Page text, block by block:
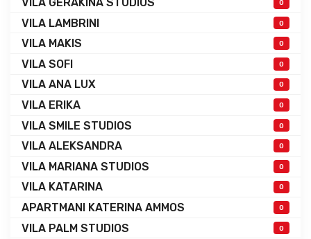
0
VILA LAMBRINI 0
VILA MAKIS 0
VILA SOFI 0
VILA ANA LUX 0
VILA ERIKA 0
VILA SMILE STUDIOS 0
VILA ALEKSANDRA 0
VILA MARIANA STUDIOS 0
VILA KATARINA 0
APARTMANI KATERINA AMMOS 0
VILA PALM STUDIOS 0